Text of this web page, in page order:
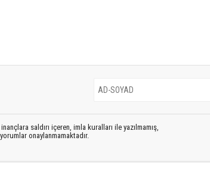
saldırı içeren, imla kuralları ile yazılmamış,
onaylanmamaktadır.